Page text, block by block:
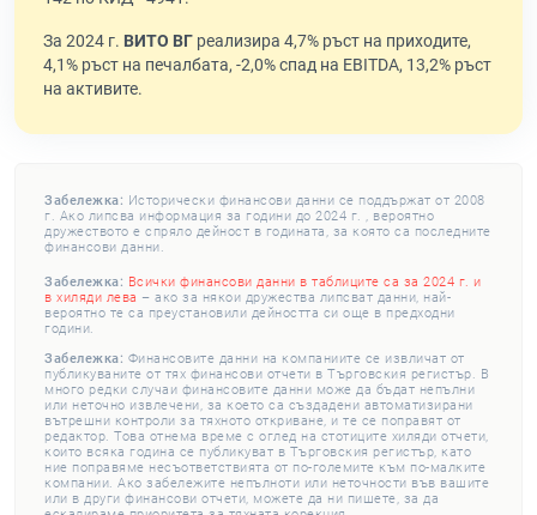
За 2024 г. ВИТО ВГ реализира 4,7% ръст на приходите,
4,1% ръст на печалбата, -2,0% спад на EBITDA, 13,2% ръст
на активите.
Забележка: Исторически финансови данни се поддържат от 2008
г. Ако липсва информация за години до 2024 г. , вероятно
дружеството е спряло дейност в годината, за която са последните
финансови данни.
Забележка: Всички финансови данни в таблиците са за 2024 г. и
в хиляди лева – ако за някои дружества липсват данни, най-
вероятно те са преустановили дейността си още в предходни
години.
Забележка: Финансовите данни на компаниите се извличат от
публикуваните от тях финансови отчети в Търговския регистър. В
много редки случаи финансовите данни може да бъдат непълни
или неточно извлечени, за което са създадени автоматизирани
вътрешни контроли за тяхното откриване, и те се поправят от
редактор. Това отнема време с оглед на стотиците хиляди отчети,
които всяка година се публикуват в Търговския регистър, като
ние поправяме несъответствията от по-големите към по-малките
компании. Ако забележите непълноти или неточности във вашите
или в други финансови отчети, можете да ни пишете, за да